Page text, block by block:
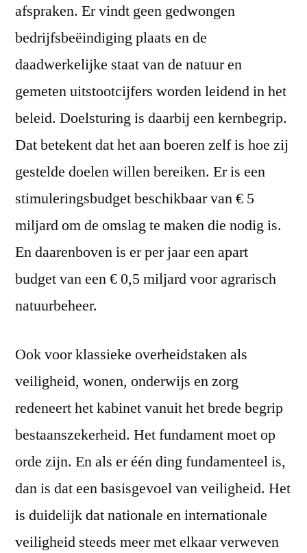
afspraken. Er vindt geen gedwongen
bedrijfsbeëindiging plaats en de
daadwerkelijke staat van de natuur en
gemeten uitstootcijfers worden leidend in het
beleid. Doelsturing is daarbij een kernbegrip.
Dat betekent dat het aan boeren zelf is hoe zij
gestelde doelen willen bereiken. Er is een
stimuleringsbudget beschikbaar van € 5
miljard om de omslag te maken die nodig is.
En daarenboven is er per jaar een apart
budget van een € 0,5 miljard voor agrarisch
natuurbeheer.
Ook voor klassieke overheidstaken als
veiligheid, wonen, onderwijs en zorg
redeneert het kabinet vanuit het brede begrip
bestaanszekerheid. Het fundament moet op
orde zijn. En als er één ding fundamenteel is,
dan is dat een basisgevoel van veiligheid. Het
is duidelijk dat nationale en internationale
veiligheid steeds meer met elkaar verweven